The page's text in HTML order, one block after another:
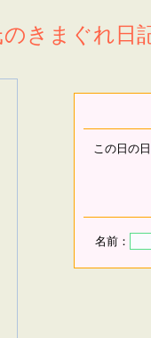
のきまぐれ日
この日の
名前：